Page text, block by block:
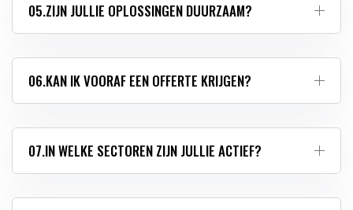
05.ZIJN JULLIE OPLOSSINGEN DUURZAAM?
06.KAN IK VOORAF EEN OFFERTE KRIJGEN?
07.IN WELKE SECTOREN ZIJN JULLIE ACTIEF?